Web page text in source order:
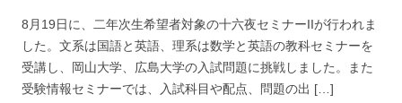
8月19日に、二年次生希望者対象の十六夜セミナーIIが行われま
した。文系は国語と英語、理系は数学と英語の教科セミナーを
受講し、岡山大学、広島大学の入試問題に挑戦しました。また
受験情報セミナーでは、入試科目や配点、問題の出 […]